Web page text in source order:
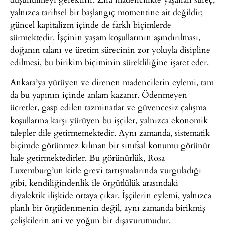
yalnızca tarihsel bir başlangıç momentine ait değildir;
güncel kapitalizm içinde de farklı biçimlerde
sürmektedir. İşçinin yaşam koşullarının aşındırılması,
doğanın talanı ve üretim sürecinin zor yoluyla disipline
edilmesi, bu birikim biçiminin sürekliliğine işaret eder.
Ankara’ya yürüyen ve direnen madencilerin eylemi, tam
da bu yapının içinde anlam kazanır. Ödenmeyen
ücretler, gasp edilen tazminatlar ve güvencesiz çalışma
koşullarına karşı yürüyen bu işçiler, yalnızca ekonomik
talepler dile getirmemektedir. Aynı zamanda, sistematik
biçimde görünmez kılınan bir sınıfsal konumu görünür
hale getirmektedirler. Bu görünürlük, Rosa
Luxemburg’un kitle grevi tartışmalarında vurguladığı
gibi, kendiliğindenlik ile örgütlülük arasındaki
diyalektik ilişkide ortaya çıkar. İşçilerin eylemi, yalnızca
planlı bir örgütlenmenin değil, aynı zamanda birikmiş
çelişkilerin ani ve yoğun bir dışavurumudur.